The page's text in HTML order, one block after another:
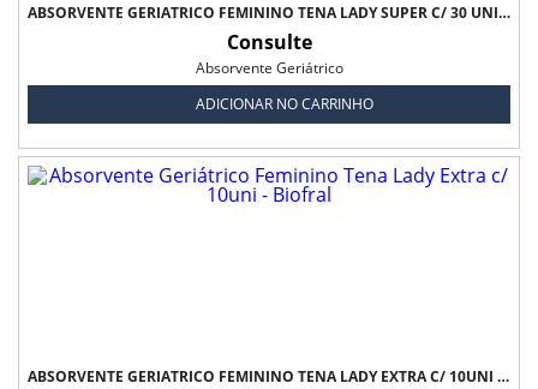
ABSORVENTE GERIÁTRICO FEMININO TENA LADY SUPER C/ 30 UNI - BIOFRAL
Consulte
Absorvente Geriátrico
ADICIONAR NO CARRINHO
ABSORVENTE GERIÁTRICO FEMININO TENA LADY EXTRA C/ 10UNI - BIOFRAL